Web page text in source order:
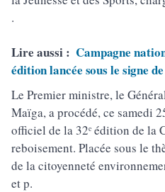
.
Lire aussi : Campagne
édition lancée sous le signe
Le Premier ministre, le
Maïga, a procédé, ce samedi
officiel de la 32ᵉ édition de la
reboisement. Placée sous le
de la citoyenneté
et p.